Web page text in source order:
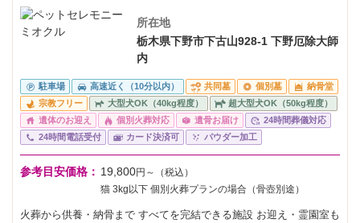
所在地
栃木県下野市下古山928-1 下野厄除大師
内
駐車場 高速近く（10分以内） 共同墓 個別墓
納骨堂
宗教フリー
大型犬OK（40kg程度）
超大型犬OK（50kg程度）
遺体のお迎え
個別火葬対応 遺骨お届け
24時間葬儀対応
24時間電話受付
カード決済可 パウダー加工
参考目安価格： 19,800円～（税込）
猫 3kg以下 個別火葬プランの場合（骨壺別途）
火葬から供養・納骨まで すべてを完結できる施設 お迎え・霊園室も